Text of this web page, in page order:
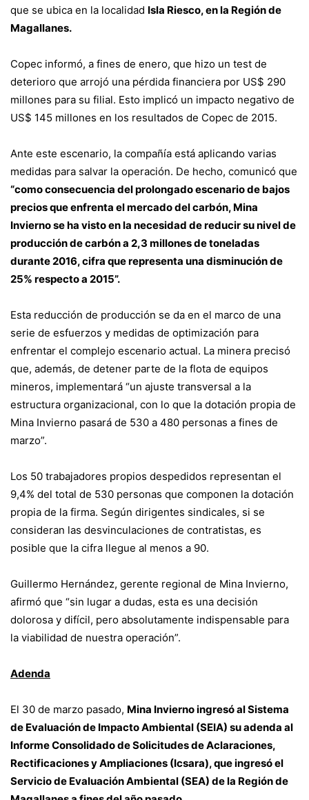
que se ubica en la localidad Isla Riesco, en la Región de
Magallanes.
Copec informó, a fines de enero, que hizo un test de
deterioro que arrojó una pérdida financiera por US$ 290
millones para su filial. Esto implicó un impacto negativo de
US$ 145 millones en los resultados de Copec de 2015.
Ante este escenario, la compañía está aplicando varias
medidas para salvar la operación. De hecho, comunicó que
“como consecuencia del prolongado escenario de bajos
precios que enfrenta el mercado del carbón, Mina
Invierno se ha visto en la necesidad de reducir su nivel de
producción de carbón a 2,3 millones de toneladas
durante 2016, cifra que representa una disminución de
25% respecto a 2015”.
Esta reducción de producción se da en el marco de una
serie de esfuerzos y medidas de optimización para
enfrentar el complejo escenario actual. La minera precisó
que, además, de detener parte de la flota de equipos
mineros, implementará “un ajuste transversal a la
estructura organizacional, con lo que la dotación propia de
Mina Invierno pasará de 530 a 480 personas a fines de
marzo”.
Los 50 trabajadores propios despedidos representan el
9,4% del total de 530 personas que componen la dotación
propia de la firma. Según dirigentes sindicales, si se
consideran las desvinculaciones de contratistas, es
posible que la cifra llegue al menos a 90.
Guillermo Hernández, gerente regional de Mina Invierno,
afirmó que “sin lugar a dudas, esta es una decisión
dolorosa y difícil, pero absolutamente indispensable para
la viabilidad de nuestra operación”.
Adenda
El 30 de marzo pasado, Mina Invierno ingresó al Sistema
de Evaluación de Impacto Ambiental (SEIA) su adenda al
Informe Consolidado de Solicitudes de Aclaraciones,
Rectificaciones y Ampliaciones (Icsara), que ingresó el
Servicio de Evaluación Ambiental (SEA) de la Región de